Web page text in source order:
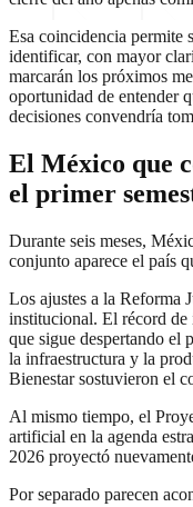
Esa coincidencia permite
identificar, con mayor
marcarán los próximos
oportunidad de entender
decisiones convendría
El México que
el primer
Durante seis meses,
conjunto aparece el país
Los ajustes a la Reforma
institucional. El récord
que sigue despertando el
la infraestructura y la
Bienestar sostuvieron el
Al mismo tiempo, el
artificial en la agenda
2026 proyectó
Por separado parecen